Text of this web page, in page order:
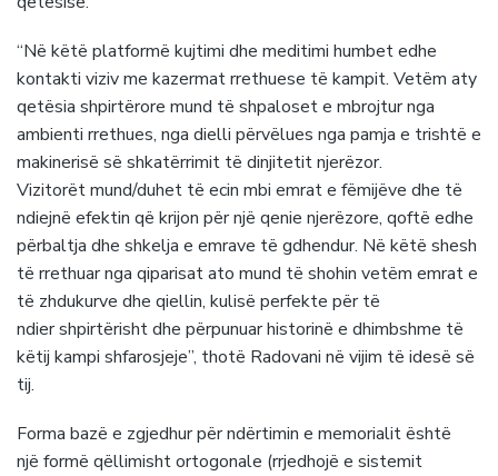
“Në këtë platformë kujtimi dhe meditimi humbet edhe
kontakti viziv me kazermat rrethuese të kampit. Vetëm aty
qetësia shpirtërore mund të shpaloset e mbrojtur nga
ambienti rrethues, nga dielli përvëlues nga pamja e trishtë e
makinerisë së shkatërrimit të dinjitetit njerëzor.
Vizitorët mund/duhet të ecin mbi emrat e fëmijëve dhe të
ndiejnë efektin që krijon për një qenie njerëzore, qoftë edhe
përbaltja dhe shkelja e emrave të gdhendur. Në këtë shesh
të rrethuar nga qiparisat ato mund të shohin vetëm emrat e
të zhdukurve dhe qiellin, kulisë perfekte për të
ndier shpirtërisht dhe përpunuar historinë e dhimbshme të
këtij kampi shfarosjeje”, thotë Radovani në vijim të idesë së
tij.
Forma bazë e zgjedhur për ndërtimin e memorialit është
një formë qëllimisht ortogonale (rrjedhojë e sistemit